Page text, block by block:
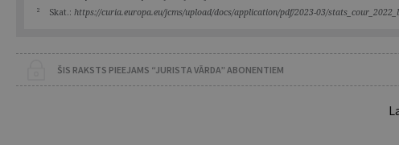
2 Skat.: https://curia.europa.eu/jcms/upload/docs/application/pdf/2023-03/
ŠIS RAKSTS PIEEJAMS “JURISTA VĀRDA” ABONENTIEM